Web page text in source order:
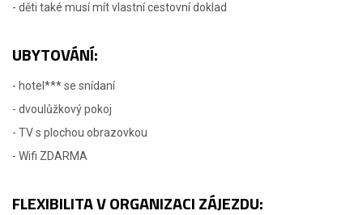
- děti také musí mít vlastní cestovní doklad
UBYTOVÁNÍ:
- hotel*** se snídaní
- dvoulůžkový pokoj
- TV s plochou obrazovkou
- Wifi ZDARMA
FLEXIBILITA V ORGANIZACI ZÁJEZDU: